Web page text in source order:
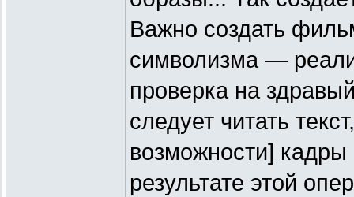
Важно создать
символизма —
проверка на
следует читать
возможности]
результате этой